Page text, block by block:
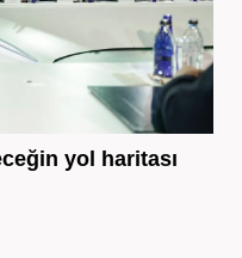
yol haritası